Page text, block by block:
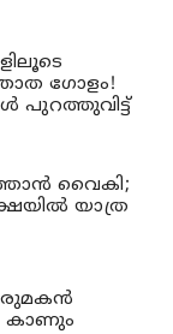
ഗോളം!
പുറത്തുവിട്ട്
വൈകി;
യാത്ര
കാണും